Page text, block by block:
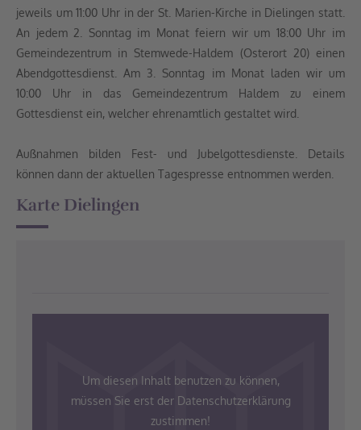
jeweils um 11:00 Uhr in der St. Marien-Kirche in Dielingen statt.
An jedem 2. Sonntag im Monat feiern wir um 18:00 Uhr im
Gemeindezentrum in Stemwede-Haldem (Osterort 20) einen
Abendgottesdienst. Am 3. Sonntag im Monat laden wir um
10:00 Uhr in das Gemeindezentrum Haldem zu einem
Gottesdienst ein, welcher ehrenamtlich gestaltet wird.
Außnahmen bilden Fest- und Jubelgottesdienste. Details
können dann der aktuellen Tagespresse entnommen werden.
Karte Dielingen
Um diesen Inhalt benutzen zu können,
müssen Sie erst der Datenschutzerklärung
zustimmen!